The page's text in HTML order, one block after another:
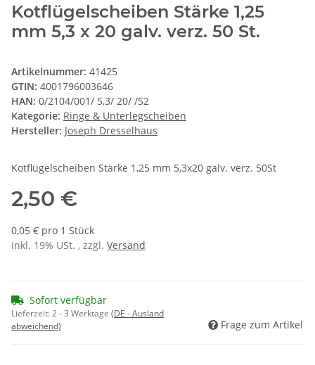
Kotflügelscheiben Stärke 1,25
mm 5,3 x 20 galv. verz. 50 St.
Artikelnummer: 41425
GTIN: 4001796003646
HAN: 0/2104/001/ 5,3/ 20/ /52
Kategorie: Ringe & Unterlegscheiben
Hersteller: Joseph Dresselhaus
Kotflügelscheiben Stärke 1,25 mm 5,3x20 galv. verz. 50St
2,50 €
0,05 € pro 1 Stück
inkl. 19% USt. , zzgl. Versand
Sofort verfügbar
Lieferzeit:2 - 3 Werktage (DE - Ausland
abweichend)
Frage zum Artikel